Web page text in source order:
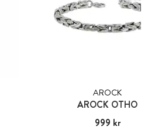
AROCK
AROCK OTHO
Pris:999 kr
999 kr